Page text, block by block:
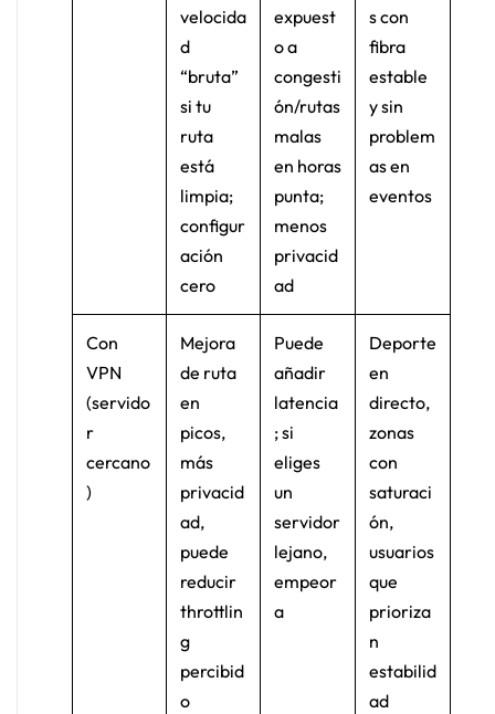
velocida
d
“bruta”
si tu
ruta
está
limpia;
configur
ación
cero
expuest
o a
congesti
ón/rutas
malas
en horas
punta;
menos
privacid
ad
s con
fibra
estable
y sin
problem
as en
eventos
Con
VPN
(servido
r
cercano
)
Mejora
de ruta
en
picos,
más
privacid
ad,
puede
reducir
throttlin
g
percibid
o
Puede
añadir
latencia
; si
eliges
un
servidor
lejano,
empeor
a
Deporte
en
directo,
zonas
con
saturaci
ón,
usuarios
que
prioriza
n
estabilid
ad